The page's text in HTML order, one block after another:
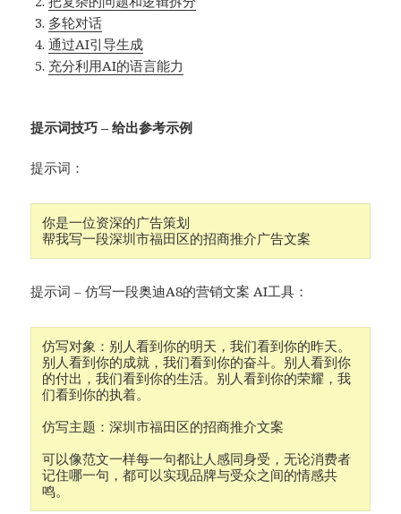
多轮对话
通过AI引导生成
充分利用AI的语言能力
提示词技巧 – 给出参考示例
提示词：
你是一位资深的广告策划
帮我写一段深圳市福田区的招商推介广告文案
提示词 – 仿写一段奥迪A8的营销文案 AI工具：
仿写对象：别人看到你的明天，我们看到你的昨天。
别人看到你的成就，我们看到你的奋斗。别人看到你
的付出，我们看到你的生活。别人看到你的荣耀，我
们看到你的执着。
仿写主题：深圳市福田区的招商推介文案
可以像范文一样每一句都让人感同身受，无论消费者
记住哪一句，都可以实现品牌与受众之间的情感共